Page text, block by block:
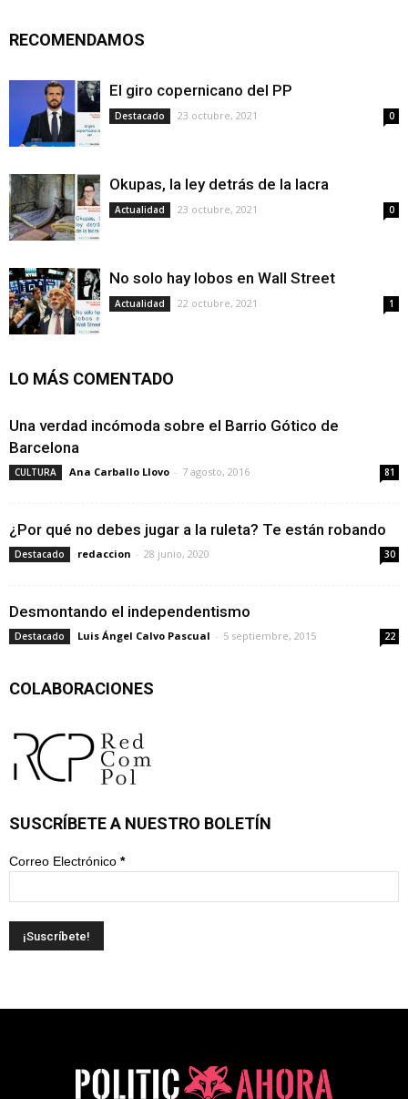
RECOMENDAMOS
El giro copernicano del PP
Destacado 23 octubre, 2021 0
Okupas, la ley detrás de la lacra
Actualidad 23 octubre, 2021 0
No solo hay lobos en Wall Street
Actualidad 22 octubre, 2021 1
LO MÁS COMENTADO
Una verdad incómoda sobre el Barrio Gótico de
Barcelona
CULTURA Ana Carballo Llovo - 7 agosto, 2016 81
¿Por qué no debes jugar a la ruleta? Te están robando
Destacado redaccion - 28 junio, 2020 30
Desmontando el independentismo
Destacado Luis Ángel Calvo Pascual - 5 septiembre, 2015 22
COLABORACIONES
SUSCRÍBETE A NUESTRO BOLETÍN
Correo Electrónico *